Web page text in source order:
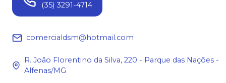
(35) 3291-4714
comercialdsm@hotmail.com
R. João Florentino da Silva, 220 - Parque das Nações -
Alfenas/MG